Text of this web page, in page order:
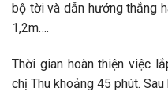
bộ tời và dẫn hướng thẳng
1,2m….
Thời gian hoàn thiện việc
chị Thu khoảng 45 phút.